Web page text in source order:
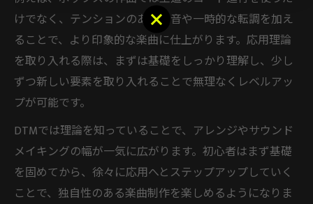
けでなく、テンションのある和音や一時的な転調を加え
ることで、より印象的な楽曲に仕上がります。応用理論
を取り入れる際は、まずは基礎をしっかり理解し、少し
ずつ新しい要素を取り入れることで無理なくレベルアッ
プが可能です。
DTMでは理論を知っていることで、アレンジやサウンド
メイキングの幅が一気に広がります。初心者はまず基礎
を固めてから、徐々に応用へとステップアップしていく
ことで、独自性のある楽曲制作を楽しめるようになりま
お気軽にお問い合わせください